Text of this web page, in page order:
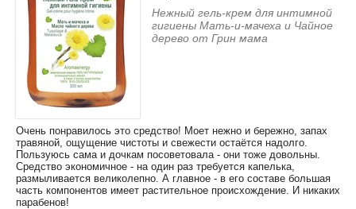
Нежный гель-крем для интимной
гигиены Мать-и-мачеха и Чайное
дерево от Грин мама
Очень понравилось это средство! Моет нежно и бережно, запах
травяной, ощущение чистоты и свежести остаётся надолго.
Пользуюсь сама и дочкам посоветовала - они тоже довольны.
Средство экономичное - на один раз требуется капелька,
размыливается великолепно. А главное - в его составе большая
часть компонентов имеет растительное происхождение. И никаких
парабенов!